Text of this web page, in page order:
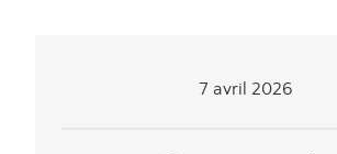
7 avril 2026